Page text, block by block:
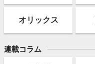
オリックス
連載コラム